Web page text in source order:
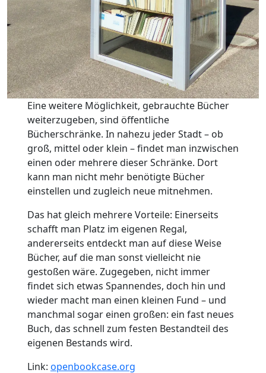
Eine weitere Möglichkeit, gebrauchte Bücher
weiterzugeben, sind öffentliche
Bücherschränke. In nahezu jeder Stadt – ob
groß, mittel oder klein – findet man inzwischen
einen oder mehrere dieser Schränke. Dort
kann man nicht mehr benötigte Bücher
einstellen und zugleich neue mitnehmen.
Das hat gleich mehrere Vorteile: Einerseits
schafft man Platz im eigenen Regal,
andererseits entdeckt man auf diese Weise
Bücher, auf die man sonst vielleicht nie
gestoßen wäre. Zugegeben, nicht immer
findet sich etwas Spannendes, doch hin und
wieder macht man einen kleinen Fund – und
manchmal sogar einen großen: ein fast neues
Buch, das schnell zum festen Bestandteil des
eigenen Bestands wird.
Link: openbookcase.org